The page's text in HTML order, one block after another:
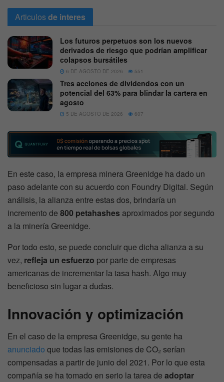
Articulosde interes
Los futuros perpetuos son los nuevos
derivados de riesgo que podrían amplificar
colapsos bursátiles
6 DE AGOSTO DE 2026 551
Tres acciones de dividendos con un
potencial del 63% para blindar la cartera en
agosto
5 DE AGOSTO DE 2026 607
En este caso, la empresa minera Greenidge ha dado un
paso adelante con su acuerdo con Foundry Digital. Según
análisis, la alianza entre estas dos, brindaría un
incremento de 800 petahashes aproximados por segundo
a la minería Greenidge.
Por todo esto, se puede concluir que dicha alianza a su
vez, refleja un esfuerzo por parte de empresas
americanas de incrementar la tasa hash. Algo muy
beneficioso sin lugar a dudas.
Innovación y optimización
En el caso de la empresa Greenidge, su gente ha
anunciado que todas las emisiones de CO₂ serían
compensadas a partir de junio del 2021. Por lo que esta
compañía se ha tomado en serio la tarea de adoptar